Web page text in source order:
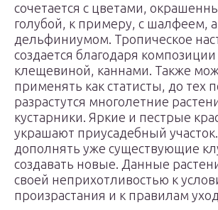
сочетается с цветами,
голубой, к примеру, с шалфеем,
дельфиниумом. Тропическое
создается благодаря композиции
клещевиной, каннами. Также
применять как статисты, до тех
разрастутся многолетние
кустарники. Яркие и пестрые
украшают приусадебный
дополнять уже существующие
создавать новые. Данные
своей неприхотливостью к
произрастания и к правилам